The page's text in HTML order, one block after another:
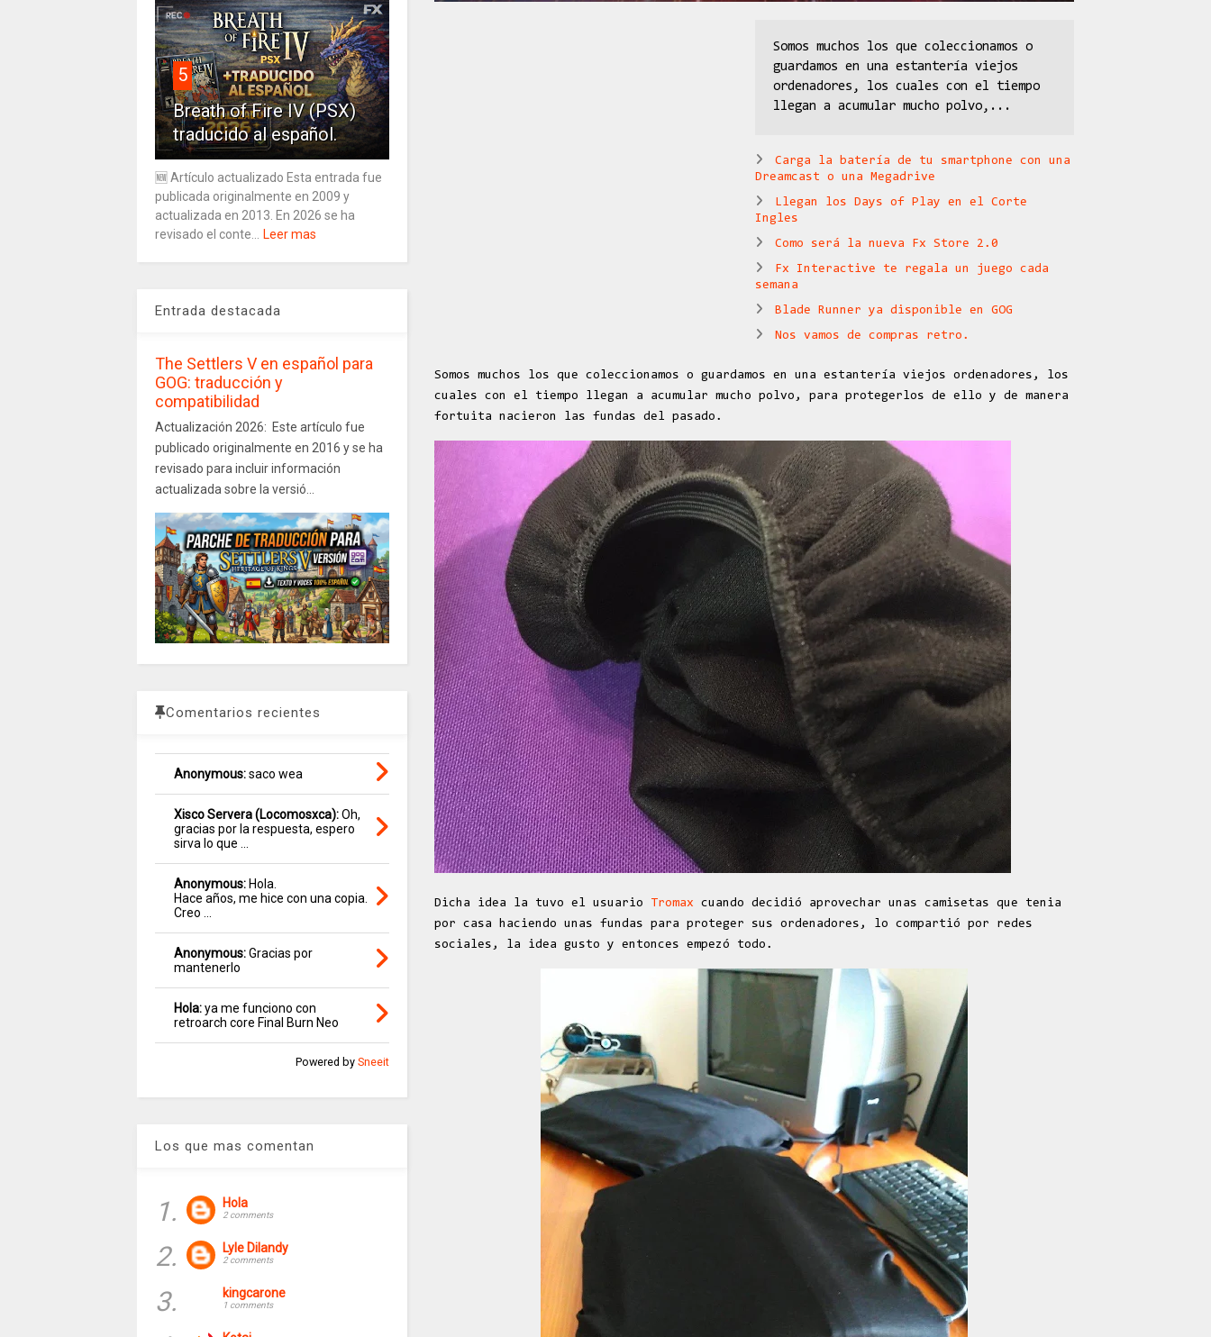
Somos muchos los que coleccionamos o
guardamos en una estantería viejos
ordenadores, los cuales con el tiempo
llegan a acumular mucho polvo,...
Carga la batería de tu smartphone con una
Dreamcast o una Megadrive
Llegan los Days of Play en el Corte
Ingles
Como será la nueva Fx Store 2.0
Fx Interactive te regala un juego cada
semana
Blade Runner ya disponible en GOG
Nos vamos de compras retro.
Somos muchos los que coleccionamos o guardamos en una estantería viejos ordenadores, los
cuales con el tiempo llegan a acumular mucho polvo, para protegerlos de ello y de manera
fortuita nacieron las fundas del pasado.
Dicha idea la tuvo el usuario Tromax cuando decidió aprovechar unas camisetas que tenia
por casa haciendo unas fundas para proteger sus ordenadores, lo compartió por redes
sociales, la idea gusto y entonces empezó todo.
5
Breath of Fire IV (PSX)
traducido al español.
🆕 Artículo actualizado Esta entrada fue
publicada originalmente en 2009 y
actualizada en 2013. En 2026 se ha
revisado el conte...
Leer mas
Entrada destacada
The Settlers V en español para
GOG: traducción y
compatibilidad
Actualización 2026: Este artículo fue
publicado originalmente en 2016 y se ha
revisado para incluir información
actualizada sobre la versió...
Comentarios recientes
Anonymous:saco wea
Xisco Servera (Locomosxca):Oh,
gracias por la respuesta, espero
sirva lo que ...
Anonymous: Hola.
Hace años, me hice con una copia.
Creo ...
Anonymous:Gracias por
mantenerlo
Hola:ya me funciono con
retroarch core Final Burn Neo
Powered bySneeit
Los que mas comentan
1. Hola
2 comments
2. Lyle Dilandy
2 comments
3. kingcarone
1 comments